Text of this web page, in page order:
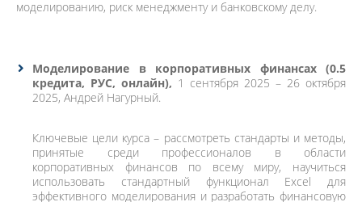
моделированию, риск менеджменту и банковскому делу.
Моделирование в корпоративных финансах (0.5
кредита, РУС, онлайн), 1 сентября 2025 – 26 октября
2025, Андрей Нагурный.
Ключевые цели курса – рассмотреть стандарты и методы,
принятые среди профессионалов в области
корпоративных финансов по всему миру, научиться
использовать стандартный функционал Excel для
эффективного моделирования и разработать финансовую